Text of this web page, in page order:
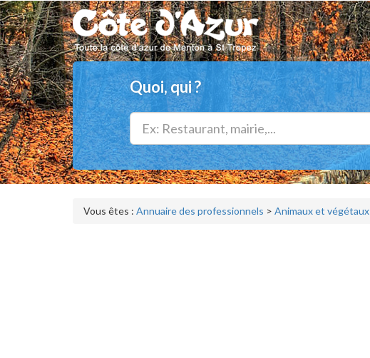
Quoi, qui ?
Vous êtes : Annuaire des professionnels > Animaux et végétaux